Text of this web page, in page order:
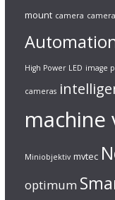
mount camera
High Power LED image
cameras
machine
Miniobjektiv mvtec
optimum